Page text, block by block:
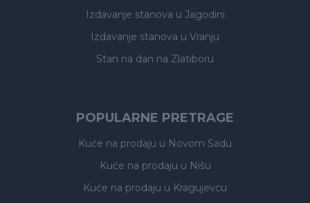
Izdavanje stanova u Jagodini
Izdavanje stanova u Vranju
Stan na dan na Zlatiboru
POPULARNE PRETRAGE
Kuće na prodaju u Novom Sadu
Kuće na prodaju u Nišu
Kuće na prodaju u Kragujevcu